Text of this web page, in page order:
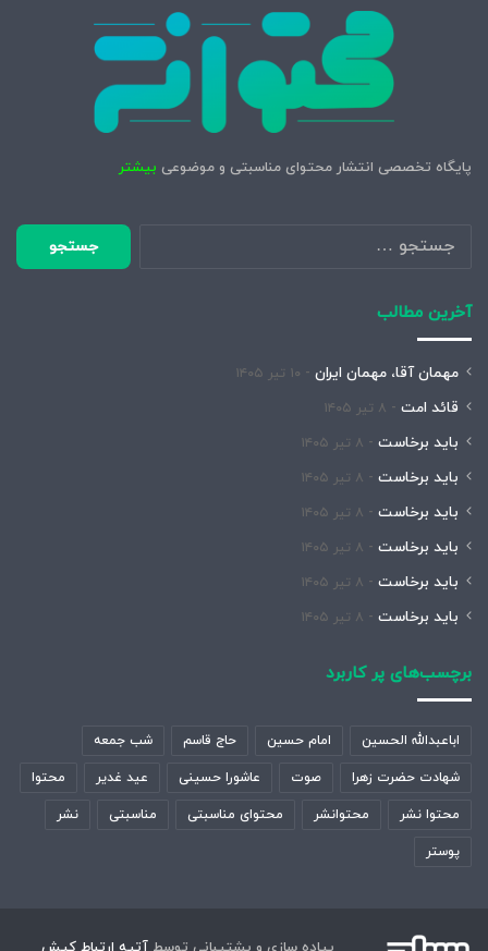
پایگاه تخصصی انتشار محتوای مناسبتی و موضوعی بیشتر
جستجو
برای:
آخرین مطالب
مهمان آقا، مهمان ایران ۱۰ تیر ۱۴۰۵
قائد امت ۸ تیر ۱۴۰۵
باید برخاست ۸ تیر ۱۴۰۵
باید برخاست ۸ تیر ۱۴۰۵
باید برخاست ۸ تیر ۱۴۰۵
باید برخاست ۸ تیر ۱۴۰۵
باید برخاست ۸ تیر ۱۴۰۵
باید برخاست ۸ تیر ۱۴۰۵
برچسب‌های پر کاربرد
اباعبدالله الحسین امام حسین حاج قاسم شب جمعه
شهادت حضرت زهرا صوت عاشورا حسینی عید غدیر محتوا
محتوا نشر محتوانشر محتوای مناسبتی مناسبتی نشر
پوستر